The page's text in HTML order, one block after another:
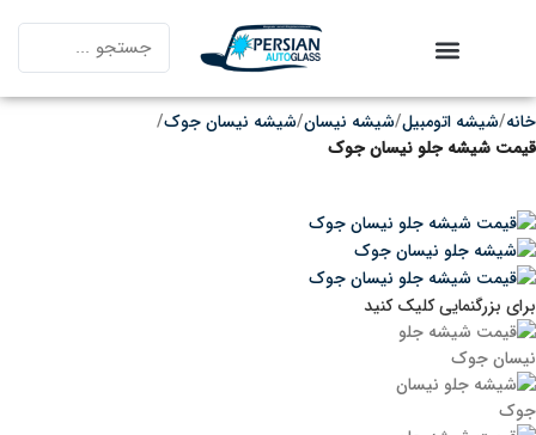
خانه شیشه اتومبیل شیشه نیسان شیشه نیسان جوک
قیمت شیشه جلو نیسان جوک
برای بزرگنمایی کلیک کنید